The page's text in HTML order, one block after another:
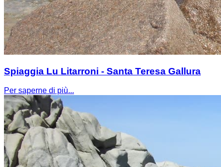
Spiaggia Lu Litarroni - Santa Teresa Gallura
Per saperne di più...